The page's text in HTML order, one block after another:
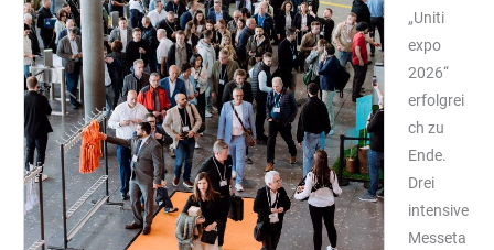
„Uniti
expo
2026“
erfolgrei
ch zu
Ende.
Drei
intensive
Messeta